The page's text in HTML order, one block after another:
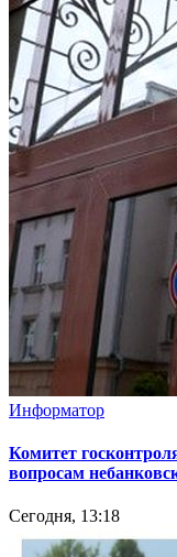
Информатор
Комитет
вопросам
Сегодня, 13:18